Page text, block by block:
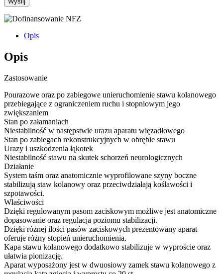
Opis
Opis
Zastosowanie
Pourazowe oraz po zabiegowe unieruchomienie stawu kolanowego
przebiegające z ograniczeniem ruchu i stopniowym jego
zwiększaniem
Stan po załamaniach
Niestabilność w następstwie urazu aparatu więzadłowego
Stan po zabiegach rekonstrukcyjnych w obrębie stawu
Urazy i uszkodzenia łąkotek
Niestabilność stawu na skutek schorzeń neurologicznych
Działanie
System taśm oraz anatomicznie wyprofilowane szyny boczne
stabilizują staw kolanowy oraz przeciwdziałają koślawości i
szpotawości.
Właściwości
Dzięki regulowanym pasom zaciskowym możliwe jest anatomiczne
dopasowanie oraz regulacja poziomu stabilizacji.
Dzięki różnej ilości pasów zaciskowych prezentowany aparat
oferuje różny stopień unieruchomienia.
Kapa stawu kolanowego dodatkowo stabilizuje w wyproście oraz
ułatwia pionizację.
Aparat wyposażony jest w dwuosiowy zamek stawu kolanowego z